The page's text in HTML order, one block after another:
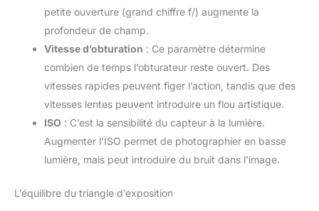
petite ouverture (grand chiffre f/) augmente la
profondeur de champ.
Vitesse d’obturation : Ce paramètre détermine
combien de temps l’obturateur reste ouvert. Des
vitesses rapides peuvent figer l’action, tandis que des
vitesses lentes peuvent introduire un flou artistique.
ISO : C’est la sensibilité du capteur à la lumière.
Augmenter l’ISO permet de photographier en basse
lumière, mais peut introduire du bruit dans l’image.
L’équilibre du triangle d’exposition